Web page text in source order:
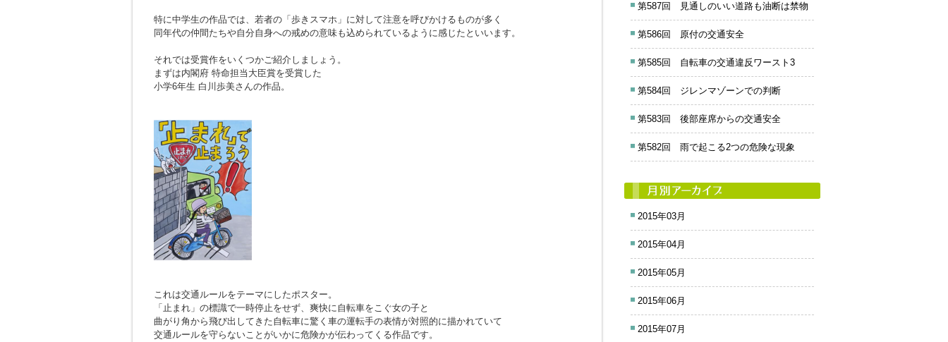
特に中学生の作品では、若者の「歩きスマホ」に対して注意を呼びかけるものが多く
同年代の仲間たちや自分自身への戒めの意味も込められているように感じたといいます。
それでは受賞作をいくつかご紹介しましょう。
まずは内閣府 特命担当大臣賞を受賞した
小学6年生 白川歩美さんの作品。
これは交通ルールをテーマにしたポスター。
「止まれ」の標識で一時停止をせず、爽快に自転車をこぐ女の子と
曲がり角から飛び出してきた自転車に驚く車の運転手の表情が対照的に描かれていて
交通ルールを守らないことがいかに危険かが伝わってくる作品です。
第587回 見通しのいい道路も油断は禁物
第586回 原付の交通安全
第585回 自転車の交通違反ワースト3
第584回 ジレンマゾーンでの判断
第583回 後部座席からの交通安全
第582回 雨で起こる2つの危険な現象
2015年03月
2015年04月
2015年05月
2015年06月
2015年07月